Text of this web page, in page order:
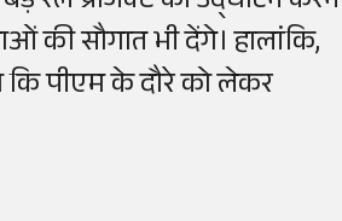
की सौगात भी देंगे। हालांकि,
कि पीएम के दौरे को लेकर